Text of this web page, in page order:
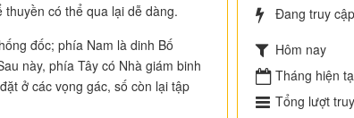
có thể qua lại dễ dàng.
đốc; phía Nam là dinh Bố
này, phía Tây có Nhà giám binh
ở các vọng gác, số còn lại tập
Đang truy cập
Hôm nay
Tháng hiện
Tổng lượt